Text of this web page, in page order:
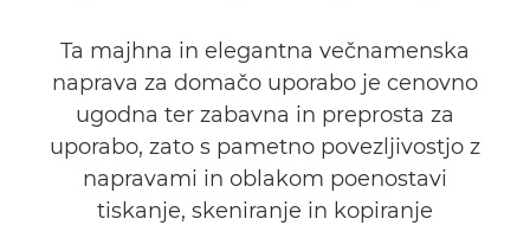
NAKUP ČRNILA
Ta majhna in elegantna večnamenska
naprava za domačo uporabo je cenovno
ugodna ter zabavna in preprosta za
uporabo, zato s pametno povezljivostjo z
napravami in oblakom poenostavi
tiskanje, skeniranje in kopiranje